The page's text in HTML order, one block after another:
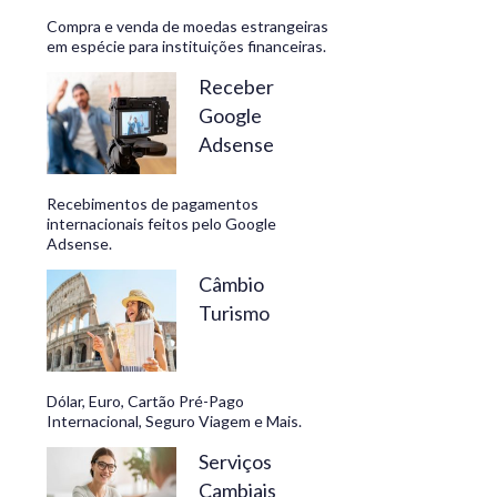
Compra e venda de moedas estrangeiras
em espécie para instituições financeiras.
Receber
Google
Adsense
Recebimentos de pagamentos
internacionais feitos pelo Google
Adsense.
Câmbio
Turismo
Dólar, Euro, Cartão Pré-Pago
Internacional, Seguro Viagem e Mais.
Serviços
Cambiais